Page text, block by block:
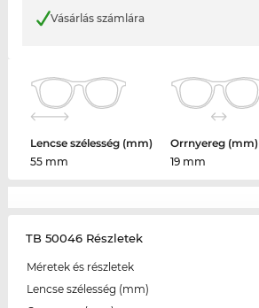
Vásárlás számlára
Lencse szélesség (mm)
55 mm
Orrnyereg (mm)
19 mm
TB 50046 Részletek
Méretek és részletek
Lencse szélesség (mm)